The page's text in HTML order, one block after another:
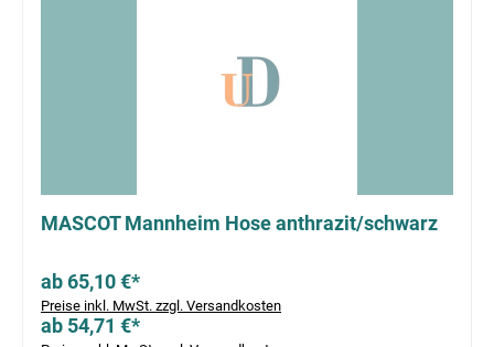
MASCOT Mannheim Hose anthrazit/schwarz
ab 65,10 €*
Preise inkl. MwSt. zzgl. Versandkosten
ab 54,71 €*